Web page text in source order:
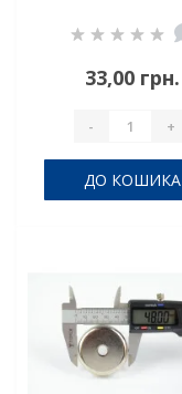
33,00 грн.
- +
ДО КОШИКА